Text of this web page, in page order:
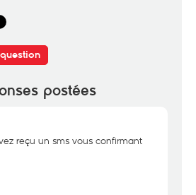
postées
reçu un sms vous confirmant